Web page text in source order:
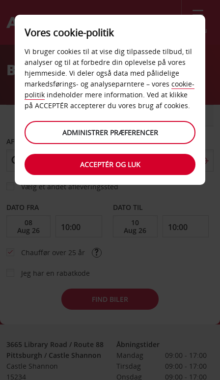
Menu
Welcome
AvisBilleje Castle Shannon
AFHENT FRA
Vælg et andet afleveringssted
DATO FRA DATO TIL
Chauffør over 25 år
Jeg har en rabatkode
FIND BILER
3665 Library Road / Route 88
Pittsburgh / Castle Shannon
Castle Shannon
15234
Åbningstider
Mandag
09:00 - 17:00
Tirsdag
09:00 - 17:00
Onsdag
09:00 - 17:00
Vores cookie-politik
Vi bruger cookies til at vise dig tilpassede tilbud, til
analyser og til at forbedre din oplevelse på vores
hjemmeside. Vi deler også data med pålidelige
markedsførings- og analyseparntere – vores cookie-
politik indeholder mere information. Ved at klikke
på ACCEPTÉR accepterer du vores brug af cookies.
ADMINISTRER PRÆFERENCER
ACCEPTÉR OG LUK